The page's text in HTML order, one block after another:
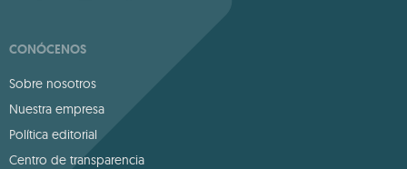
CONÓCENOS
Sobre nosotros
Nuestra empresa
Política editorial
Centro de transparencia